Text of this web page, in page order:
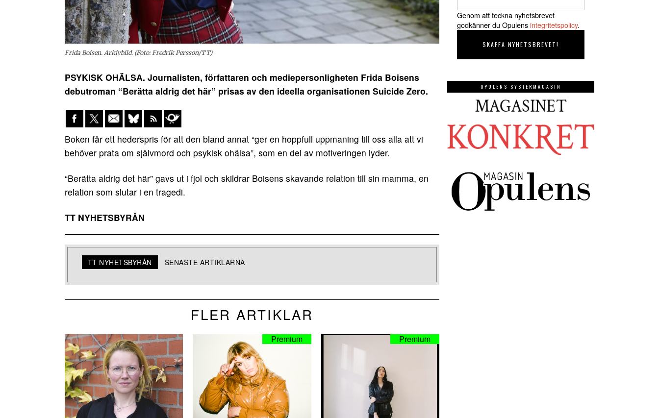
Frida Boisen. Arkivbild. (Foto: Fredrik Persson/TT)
PSYKISK OHÄLSA. Journalisten, författaren och mediepersonligheten Frida Boisens
debutroman “Berätta aldrig det här” prisas av den ideella organisationen Suicide Zero.
Boken får ett hederspris för att den bland annat “ger en hoppfull uppmaning till oss alla att vi
behöver prata om självmord och psykisk ohälsa”, som en del av motiveringen lyder.
“Berätta aldrig det här” gavs ut i fjol och skildrar Boisens skavande relation till sin mamma, en
relation som slutar i en tragedi.
TT NYHETSBYRÅN
TT NYHETSBYRÅN SENASTE ARTIKLARNA
FLER ARTIKLAR
Genom att teckna nyhetsbrevet
godkänner du Opulensintegritetspolicy.
OPULENS SYSTERMAGASIN